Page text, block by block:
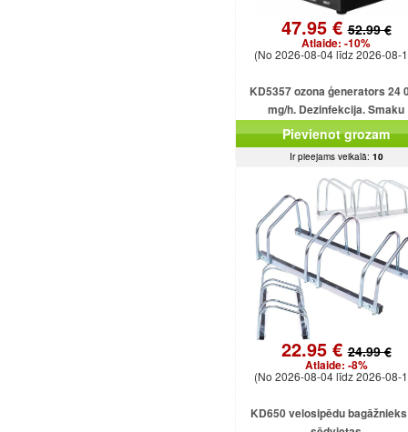
47.95 €52.99 €
Atlaide: -10%
(No 2026-08-04 līdz 2026-08-
KD5357 ozona ģenerators 24
mg/h. Dezinfekcija. Smaku
likvidēšana. Ozonizators
birojam.
Pievienot grozam
Ir pieejams veikalā: 10
22.95 €24.99 €
Atlaide: -8%
(No 2026-08-04 līdz 2026-08-
KD650 velosipēdu